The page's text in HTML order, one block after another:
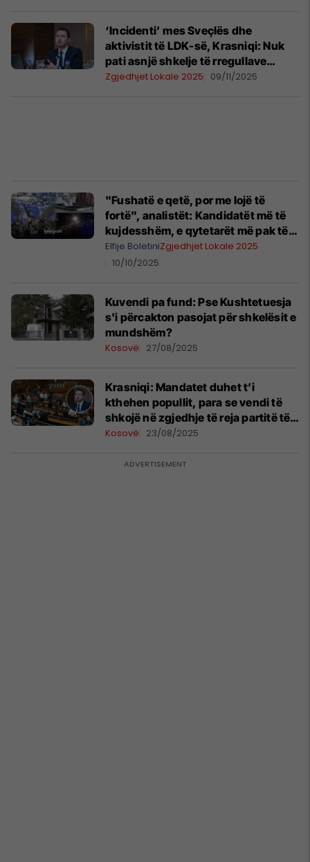
‘Incidenti’ mes Sveçlës dhe
aktivistit të LDK-së, Krasniqi: Nuk
pati asnjë shkelje të rregullave
zgjedhore
Zgjedhjet Lokale 2025 09/11/2025
"Fushatë e qetë, por me lojë të
fortë", analistët: Kandidatët më të
kujdesshëm, e qytetarët më pak të
interesuar
Elfije BoletiniZgjedhjet Lokale 2025
10/10/2025
Kuvendi pa fund: Pse Kushtetuesja
s'i përcakton pasojat për shkelësit e
mundshëm?
Kosovë 27/08/2025
Krasniqi: Mandatet duhet t’i
kthehen popullit, para se vendi të
shkojë në zgjedhje të reja partitë të
bien dakord për disa çështje
Kosovë 23/08/2025